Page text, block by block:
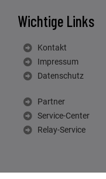
Wichtige Links
Kontakt
Impressum
Datenschutz
Partner
Service-Center
Relay-Service